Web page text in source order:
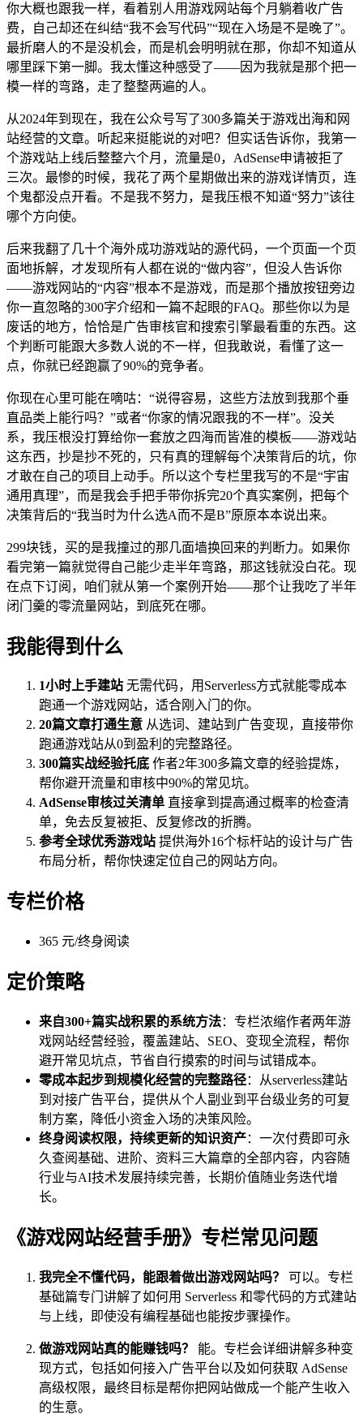
你大概也跟我一样，看着别人用游戏网站每个月躺着收广告
费，自己却还在纠结“我不会写代码”“现在入场是不是晚了”。
最折磨人的不是没机会，而是机会明明就在那，你却不知道从
哪里踩下第一脚。我太懂这种感受了——因为我就是那个把一
模一样的弯路，走了整整两遍的人。
从2024年到现在，我在公众号写了300多篇关于游戏出海和网
站经营的文章。听起来挺能说的对吧？但实话告诉你，我第一
个游戏站上线后整整六个月，流量是0，AdSense申请被拒了
三次。最惨的时候，我花了两个星期做出来的游戏详情页，连
个鬼都没点开看。不是我不努力，是我压根不知道“努力”该往
哪个方向使。
后来我翻了几十个海外成功游戏站的源代码，一个页面一个页
面地拆解，才发现所有人都在说的“做内容”，但没人告诉你
——游戏网站的“内容”根本不是游戏，而是那个播放按钮旁边
你一直忽略的300字介绍和一篇不起眼的FAQ。那些你以为是
废话的地方，恰恰是广告审核官和搜索引擎最看重的东西。这
个判断可能跟大多数人说的不一样，但我敢说，看懂了这一
点，你就已经跑赢了90%的竞争者。
你现在心里可能在嘀咕：“说得容易，这些方法放到我那个垂
直品类上能行吗？”或者“你家的情况跟我的不一样”。没关
系，我压根没打算给你一套放之四海而皆准的模板——游戏站
这东西，抄是抄不死的，只有真的理解每个决策背后的坑，你
才敢在自己的项目上动手。所以这个专栏里我写的不是“宇宙
通用真理”，而是我会手把手带你拆完20个真实案例，把每个
决策背后的“我当时为什么选A而不是B”原原本本说出来。
299块钱，买的是我撞过的那几面墙换回来的判断力。如果你
看完第一篇就觉得自己能少走半年弯路，那这钱就没白花。现
在点下订阅，咱们就从第一个案例开始——那个让我吃了半年
闭门羹的零流量网站，到底死在哪。
我能得到什么
1小时上手建站 无需代码，用Serverless方式就能零成本
跑通一个游戏网站，适合刚入门的你。
20篇文章打通生意 从选词、建站到广告变现，直接带你
跑通游戏站从0到盈利的完整路径。
300篇实战经验托底 作者2年300多篇文章的经验提炼，
帮你避开流量和审核中90%的常见坑。
AdSense审核过关清单 直接拿到提高通过概率的检查清
单，免去反复被拒、反复修改的折腾。
参考全球优秀游戏站 提供海外16个标杆站的设计与广告
布局分析，帮你快速定位自己的网站方向。
专栏价格
365 元/终身阅读
定价策略
来自300+篇实战积累的系统方法：专栏浓缩作者两年游
戏网站经营经验，覆盖建站、SEO、变现全流程，帮你
避开常见坑点，节省自行摸索的时间与试错成本。
零成本起步到规模化经营的完整路径：从serverless建站
到对接广告平台，提供从个人副业到平台级业务的可复
制方案，降低小资金入场的决策风险。
终身阅读权限，持续更新的知识资产：一次付费即可永
久查阅基础、进阶、资料三大篇章的全部内容，内容随
行业与AI技术发展持续完善，长期价值随业务迭代增
长。
《游戏网站经营手册》专栏常见问题
我完全不懂代码，能跟着做出游戏网站吗？
可以。专栏
基础篇专门讲解了如何用 Serverless 和零代码的方式建站
与上线，即使没有编程基础也能按步骤操作。
做游戏网站真的能赚钱吗？
能。专栏会详细讲解多种变
现方式，包括如何接入广告平台以及如何获取 AdSense
高级权限，最终目标是帮你把网站做成一个能产生收入
的生意。